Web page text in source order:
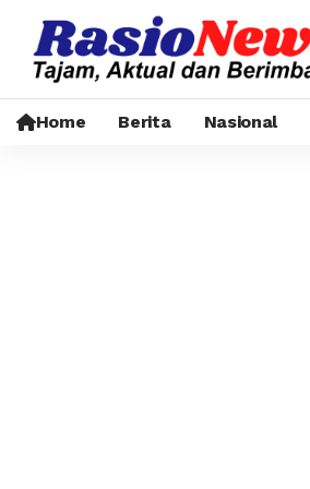
Home Berita Nasional